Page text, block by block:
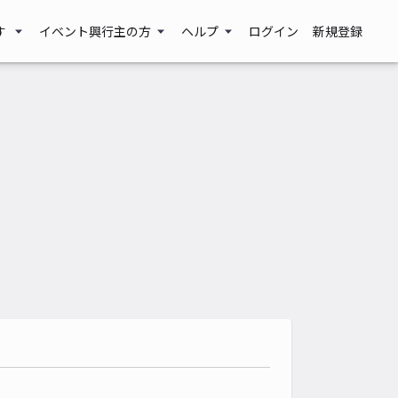
イベント興行主の方 ヘルプ ログイン 新規登録